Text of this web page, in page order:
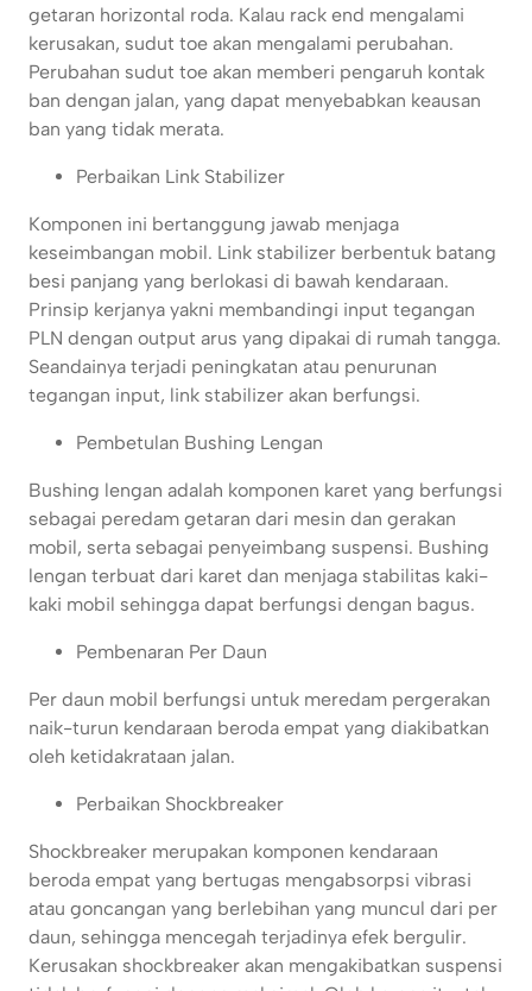
getaran horizontal roda. Kalau rack end mengalami
kerusakan, sudut toe akan mengalami perubahan.
Perubahan sudut toe akan memberi pengaruh kontak
ban dengan jalan, yang dapat menyebabkan keausan
ban yang tidak merata.
Perbaikan Link Stabilizer
Komponen ini bertanggung jawab menjaga
keseimbangan mobil. Link stabilizer berbentuk batang
besi panjang yang berlokasi di bawah kendaraan.
Prinsip kerjanya yakni membandingi input tegangan
PLN dengan output arus yang dipakai di rumah tangga.
Seandainya terjadi peningkatan atau penurunan
tegangan input, link stabilizer akan berfungsi.
Pembetulan Bushing Lengan
Bushing lengan adalah komponen karet yang berfungsi
sebagai peredam getaran dari mesin dan gerakan
mobil, serta sebagai penyeimbang suspensi. Bushing
lengan terbuat dari karet dan menjaga stabilitas kaki-
kaki mobil sehingga dapat berfungsi dengan bagus.
Pembenaran Per Daun
Per daun mobil berfungsi untuk meredam pergerakan
naik-turun kendaraan beroda empat yang diakibatkan
oleh ketidakrataan jalan.
Perbaikan Shockbreaker
Shockbreaker merupakan komponen kendaraan
beroda empat yang bertugas mengabsorpsi vibrasi
atau goncangan yang berlebihan yang muncul dari per
daun, sehingga mencegah terjadinya efek bergulir.
Kerusakan shockbreaker akan mengakibatkan suspensi